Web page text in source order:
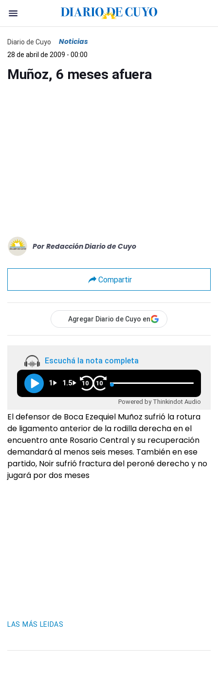
Diario de Cuyo Noticias
28 de abril de 2009 - 00:00
Muñoz, 6 meses afuera
Por Redacción Diario de Cuyo
Compartir
Agregar Diario de Cuyo en
Escuchá la nota completa
1 1.5 10 10
Powered by Thinkindot Audio
El defensor de Boca Ezequiel Muñoz sufrió la rotura
de ligamento anterior de la rodilla derecha en el
encuentro ante Rosario Central y su recuperación
demandará al menos seis meses. También en ese
partido, Noir sufrió fractura del peroné derecho y no
jugará por dos meses
LAS MÁS LEIDAS